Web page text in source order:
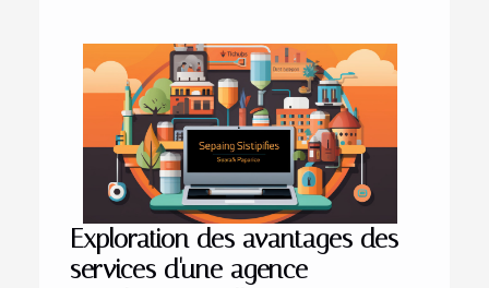
Exploration des avantages des
services d'une agence